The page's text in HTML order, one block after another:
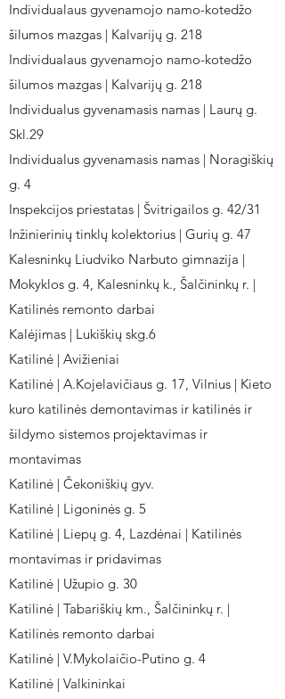
Individualaus gyvenamojo namo-kotedžo
šilumos mazgas | Kalvarijų g. 218
Individualaus gyvenamojo namo-kotedžo
šilumos mazgas | Kalvarijų g. 218
Individualus gyvenamasis namas | Laurų g.
Skl.29
Individualus gyvenamasis namas | Noragiškių
g. 4
Inspekcijos priestatas | Švitrigailos g. 42/31
Inžinierinių tinklų kolektorius | Gurių g. 47
Kalesninkų Liudviko Narbuto gimnazija |
Mokyklos g. 4, Kalesninkų k., Šalčininkų r. |
Katilinės remonto darbai
Kalėjimas | Lukiškių skg.6
Katilinė | Avižieniai
Katilinė | A.Kojelavičiaus g. 17, Vilnius | Kieto
kuro katilinės demontavimas ir katilinės ir
šildymo sistemos projektavimas ir
montavimas
Katilinė | Čekoniškių gyv.
Katilinė | Ligoninės g. 5
Katilinė | Liepų g. 4, Lazdėnai | Katilinės
montavimas ir pridavimas
Katilinė | Užupio g. 30
Katilinė | Tabariškių km., Šalčininkų r. |
Katilinės remonto darbai
Katilinė | V.Mykolaičio-Putino g. 4
Katilinė | Valkininkai